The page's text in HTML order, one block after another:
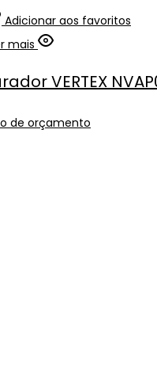
Adicionar aos favoritos
mais
VERTEX
de orçamento